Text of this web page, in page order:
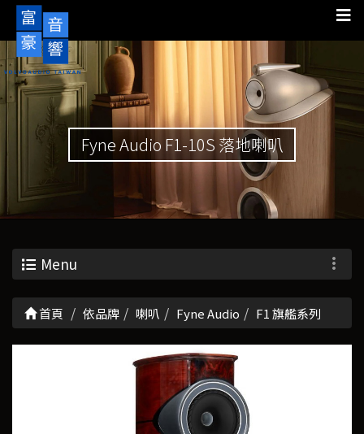
Fyne Audio F1-10S 落地喇叭
Menu
首頁 依品牌 喇叭 Fyne Audio F1 旗艦系列